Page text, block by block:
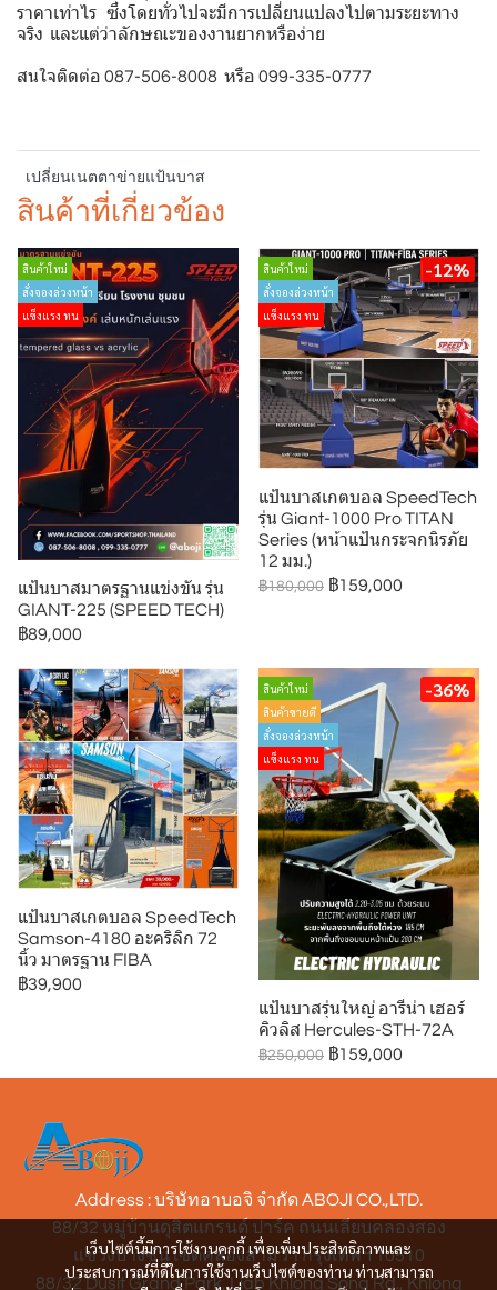
ราคาเท่าไร ซึ่งโดยทั่วไปจะมีการเปลี่ยนแปลงไปตามระยะทาง
จริง และแต่ว่าลักษณะของงานยากหรือง่าย
สนใจติดต่อ 087-506-8008 หรือ 099-335-0777
เปลี่ยนเนตตาข่ายแป้นบาส
สินค้าที่เกี่ยวข้อง
สินค้าใหม่
สั่งจองล่วงหน้า
แข็งแรง ทน
แป้นบาสมาตรฐานแข่งขัน รุ่น
GIANT-225 (SPEED TECH)
฿89,000
สินค้าใหม่
สั่งจองล่วงหน้า
แข็งแรง ทน
-12%
แป้นบาสเกตบอล SpeedTech
รุ่น Giant-1000 Pro TITAN
Series (หน้าแป้นกระจกนิรภัย
12 มม.)
฿180,000 ฿159,000
แป้นบาสเกตบอล SpeedTech
Samson-4180 อะคริลิก 72
นิ้ว มาตรฐาน FIBA
฿39,900
สินค้าใหม่
สินค้าขายดี
สั่งจองล่วงหน้า
แข็งแรง ทน
-36%
แป้นบาสรุ่นใหญ่ อารีน่า เฮอร์
คิวลิส Hercules-STH-72A
฿250,000 ฿159,000
เว็บไซต์นี้มีการใช้งานคุกกี้ เพื่อเพิ่มประสิทธิภาพและ
ประสบการณ์ที่ดีในการใช้งานเว็บไซต์ของท่าน ท่านสามารถ
Address : บริษัทอาบอจิ จำกัด ABOJI CO.,LTD.
88/32 หมู่บ้านดุสิตแกรนด์ ปาร์ค ถนนเลียบคลองสอง
แขวงบางชัน เขตคลองสามวา กรุงเทพฯ 10510
88/32 Dusit Grand Park, Liab Khlong Song Rd., Khlong